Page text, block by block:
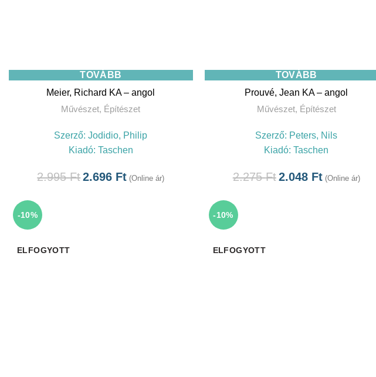
TOVÁBB
Meier, Richard KA – angol
Művészet, Építészet
Szerző:Jodidio, Philip
Kiadó: Taschen
2.995Ft2.696 Ft (Online ár)
TOVÁBB
Prouvé, Jean KA – angol
Művészet, Építészet
Szerző: Peters, Nils
Kiadó:Taschen
2.275Ft2.048 Ft (Online ár)
-10%
ELFOGYOTT
-10%
ELFOGYOTT